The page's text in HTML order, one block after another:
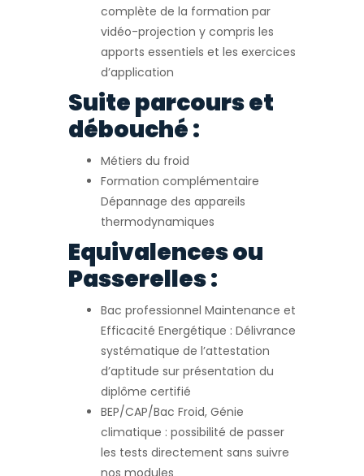
complète de la formation par
vidéo-projection y compris les
apports essentiels et les exercices
d’application
Suite parcours et
débouché :
Métiers du froid
Formation complémentaire
Dépannage des appareils
thermodynamiques
Equivalences ou
Passerelles :
Bac professionnel Maintenance et
Efficacité Energétique : Délivrance
systématique de l’attestation
d’aptitude sur présentation du
diplôme certifié
BEP/CAP/Bac Froid, Génie
climatique : possibilité de passer
les tests directement sans suivre
nos modules